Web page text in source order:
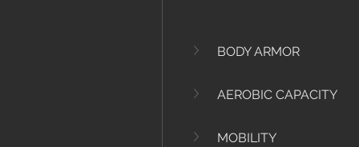
BODY ARMOR
AEROBIC CAPACITY
MOBILITY